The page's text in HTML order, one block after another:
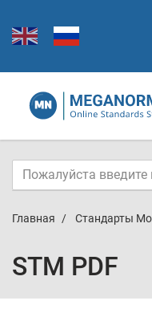
Главная Стандарты
STM PDF